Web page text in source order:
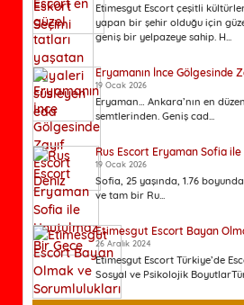
Etimesgut Escort çeşitli
yapan bir şehir olduğu için
geniş bir yelpazeye sahip. H...
Eryamanın İnce Gölgesinde
19 Ocak 2026
Eryaman… Ankara’nın en
semtlerinden. Geniş cad...
Rus Escort Eryaman Sofia
19 Ocak 2026
Sofia, 25 yaşında, 1.76
ve tam bir Ru...
Etimesgut Escort Bayan
26 Aralık 2024
Etimesgut Escort Türkiye’de
Sosyal ve Psikolojik